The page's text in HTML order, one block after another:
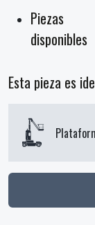
Piezas
disponibles
Esta pieza es